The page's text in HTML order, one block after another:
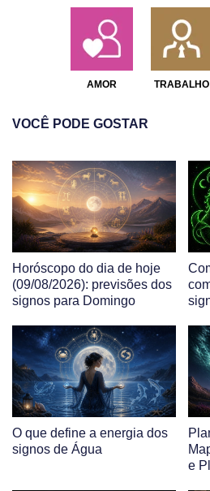
AMOR TRABALHO
VOCÊ PODE GOSTAR
Horóscopo do dia de hoje
(09/08/2026): previsões dos
signos para Domingo
O que define a energia dos
signos de Água
e